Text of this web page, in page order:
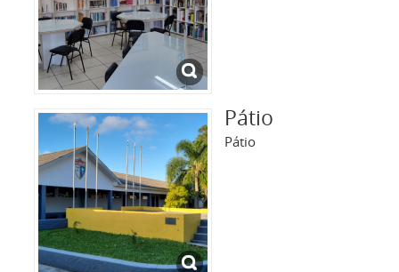
Pátio
Pátio